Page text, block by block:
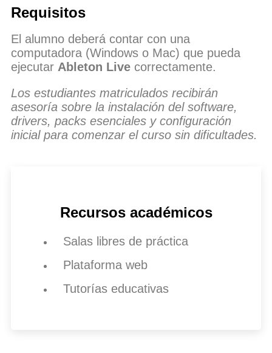
Requisitos
El alumno deberá contar con una
computadora (Windows o Mac) que pueda
ejecutar Ableton Live correctamente.
Los estudiantes matriculados recibirán
asesoría sobre la instalación del software,
drivers, packs esenciales y configuración
inicial para comenzar el curso sin dificultades.
Recursos académicos
Salas libres de práctica
Plataforma web
Tutorías educativas